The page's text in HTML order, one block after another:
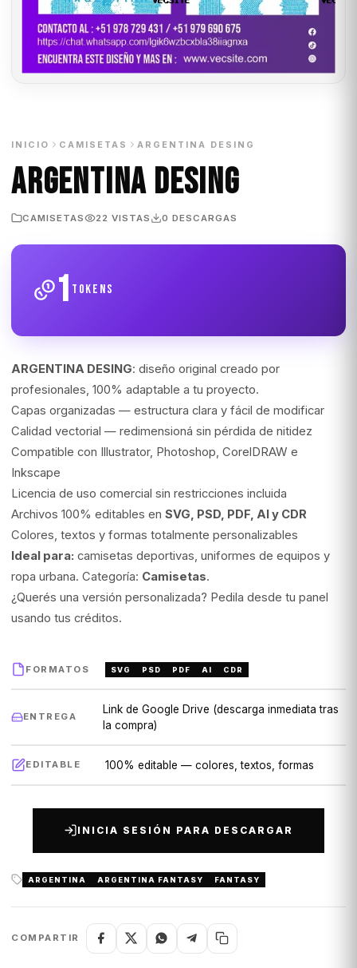
INICIO CAMISETAS ARGENTINA DESING
ARGENTINA DESING
CAMISETAS 22 VISTAS 0 DESCARGAS
1 tokens
ARGENTINA DESING: diseño original creado por
profesionales, 100% adaptable a tu proyecto.
Capas organizadas — estructura clara y fácil de modificar
Calidad vectorial — redimensioná sin pérdida de nitidez
Compatible con Illustrator, Photoshop, CorelDRAW e
Inkscape
Licencia de uso comercial sin restricciones incluida
Archivos 100% editables en SVG, PSD, PDF, AI y CDR
Colores, textos y formas totalmente personalizables
Ideal para: camisetas deportivas, uniformes de equipos y
ropa urbana. Categoría: Camisetas.
¿Querés una versión personalizada? Pedila desde tu panel
usando tus créditos.
FORMATOS SVG PSD PDF AI CDR
ENTREGA
Link de Google Drive (descarga inmediata tras
la compra)
EDITABLE 100% editable — colores, textos, formas
INICIA SESIÓN PARA DESCARGAR
ARGENTINA ARGENTINA FANTASY FANTASY
COMPARTIR